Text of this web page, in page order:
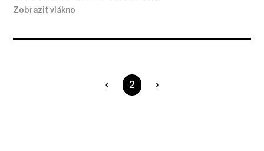
Zobraziť vlákno
Ste na strane
2